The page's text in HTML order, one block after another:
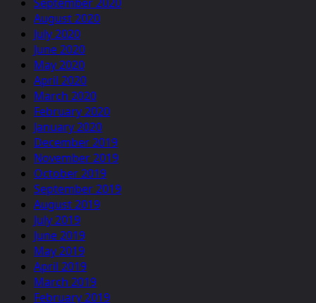
August 2020
July 2020
June 2020
May 2020
April 2020
March 2020
February 2020
January 2020
December 2019
November 2019
October 2019
September 2019
August 2019
July 2019
June 2019
May 2019
April 2019
March 2019
February 2019